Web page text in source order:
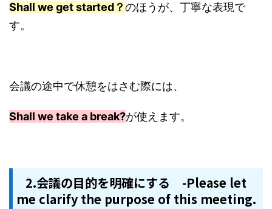
Shall we get started？のほうが、丁寧な表現で
す。
会議の途中で休憩をはさむ際には、
Shall we take a break?が使えます。
2.会議の目的を明確にする -Please let
me clarify the purpose of this meeting.